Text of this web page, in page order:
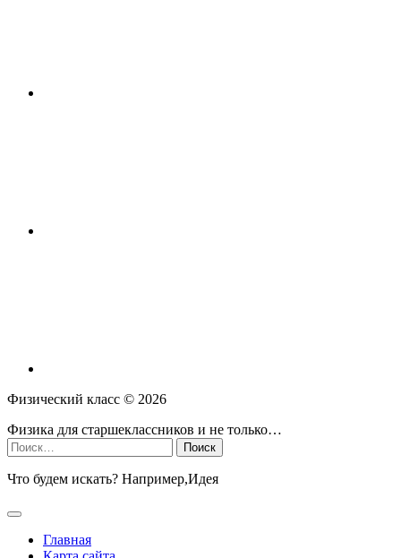
Физический класс © 2026
Физика для старшеклассников и не только…
Найти:
Что будем искать? Например,Идея
Главная